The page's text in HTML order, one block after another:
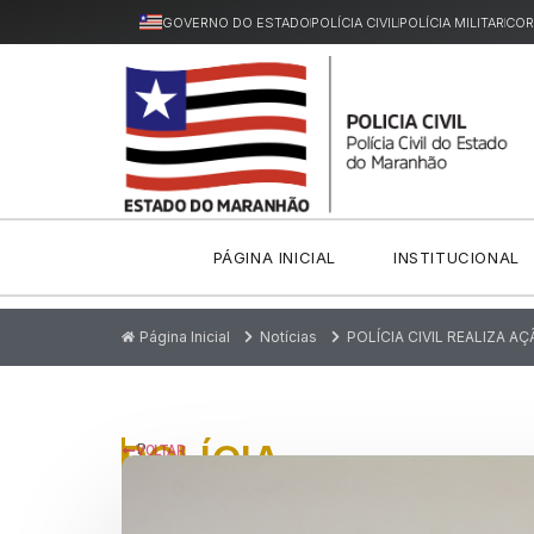
GOVERNO DO ESTADOPOLÍCIA CIVILPOLÍCIA MILITAR
PÁGINA INICIAL INSTITUCIONAL
Página Inicial Notícias POLÍCIA CIVIL REALIZA
P
POLÍCIA
VOLTAR